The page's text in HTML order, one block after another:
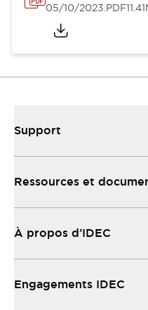
05/10/2023.PDF
Support
Ressources et
À propos d’IDEC
Engagements IDEC